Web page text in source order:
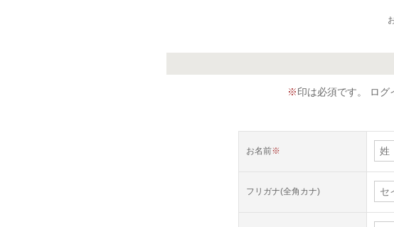
※印は必須です。 ログ
お名前※
フリガナ(全角カナ)